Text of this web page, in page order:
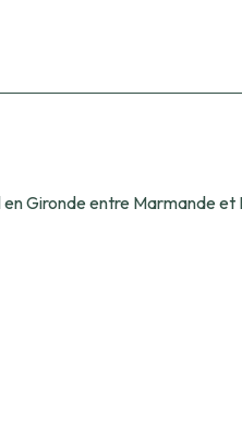
Gironde entre Marmande et